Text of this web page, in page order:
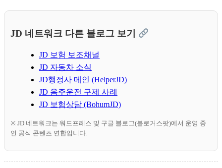
JD 네트워크 다른 블로그 보기
JD 보험 보조채널
JD 자동차 소식
JD행정사 메인 (HelperJD)
JD 음주운전 구제 사례
JD 보험상담 (BohumJD)
※ JD 네트워크는 워드프레스 및 구글 블로그(블로거스팟)에서 운영 중
인 공식 콘텐츠 연합입니다.